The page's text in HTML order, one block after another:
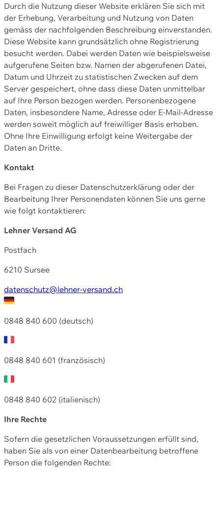
Durch die Nutzung dieser Website erklären Sie sich mit
der Erhebung, Verarbeitung und Nutzung von Daten
gemäss der nachfolgenden Beschreibung einverstanden.
Diese Website kann grundsätzlich ohne Registrierung
besucht werden. Dabei werden Daten wie beispielsweise
aufgerufene Seiten bzw. Namen der abgerufenen Datei,
Datum und Uhrzeit zu statistischen Zwecken auf dem
Server gespeichert, ohne dass diese Daten unmittelbar
auf Ihre Person bezogen werden. Personenbezogene
Daten, insbesondere Name, Adresse oder E-Mail-Adresse
werden soweit möglich auf freiwilliger Basis erhoben.
Ohne Ihre Einwilligung erfolgt keine Weitergabe der
Daten an Dritte.
Kontakt
Bei Fragen zu dieser Datenschutzerklärung oder der
Bearbeitung Ihrer Personendaten können Sie uns gerne
wie folgt kontaktieren:
Lehner Versand AG
Postfach
6210 Sursee
datenschutz@lehner-versand.ch
0848 840 600 (deutsch)
0848 840 601 (französisch)
0848 840 602 (italienisch)
Ihre Rechte
Sofern die gesetzlichen Voraussetzungen erfüllt sind,
haben Sie als von einer Datenbearbeitung betroffene
Person die folgenden Rechte: